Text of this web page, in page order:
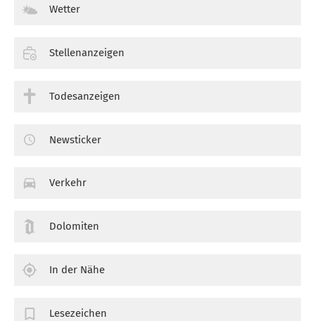
Wetter
Stellenanzeigen
Todesanzeigen
Newsticker
Verkehr
Dolomiten
In der Nähe
Lesezeichen